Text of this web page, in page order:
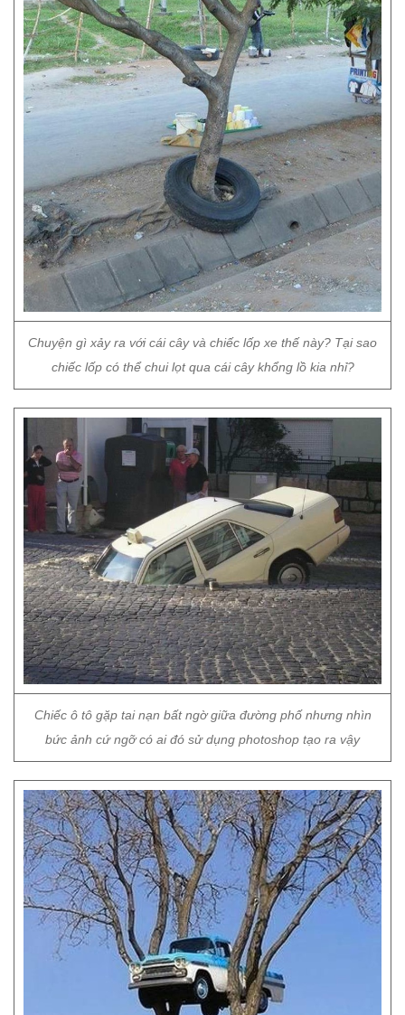
Chuyện gì xảy ra với cái cây và chiếc lốp xe thế này? Tại sao
chiếc lốp có thể chui lọt qua cái cây khổng lồ kia nhỉ?
Chiếc ô tô gặp tai nạn bất ngờ giữa đường phố nhưng nhìn
bức ảnh cứ ngỡ có ai đó sử dụng photoshop tạo ra vậy